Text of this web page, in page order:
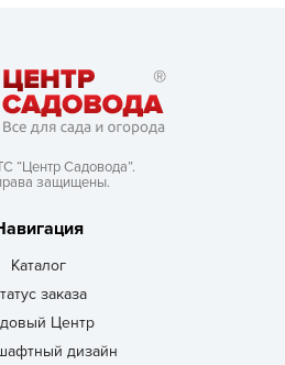
“Центр Садовода”.
защищены.
Каталог
заказа
Центр
дизайн